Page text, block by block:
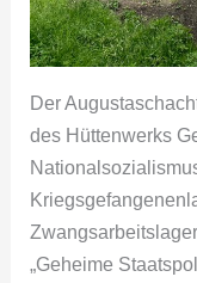
Der
des Hüttenwerks
„Geheime